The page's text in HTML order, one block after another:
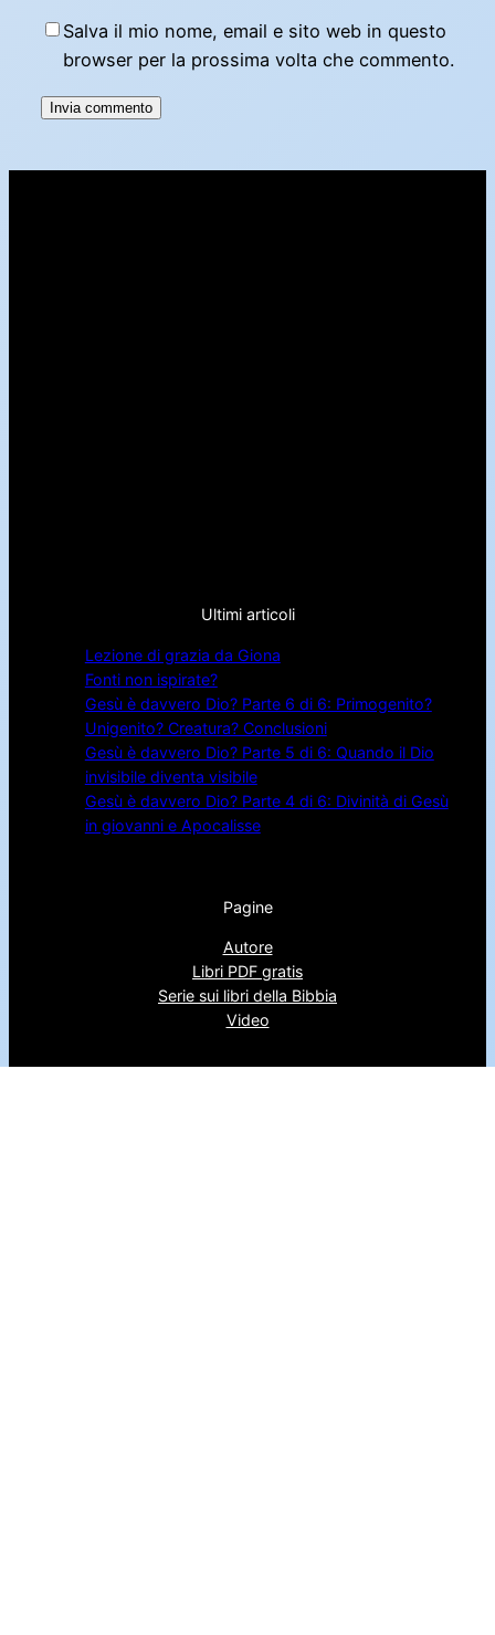
Salva il mio nome, email e sito web in questo
browser per la prossima volta che commento.
Ultimi articoli
Lezione di grazia da Giona
Fonti non ispirate?
Gesù è davvero Dio? Parte 6 di 6: Primogenito?
Unigenito? Creatura? Conclusioni
Gesù è davvero Dio? Parte 5 di 6: Quando il Dio
invisibile diventa visibile
Gesù è davvero Dio? Parte 4 di 6: Divinità di Gesù
in giovanni e Apocalisse
Pagine
Autore
Libri PDF gratis
Serie sui libri della Bibbia
Video